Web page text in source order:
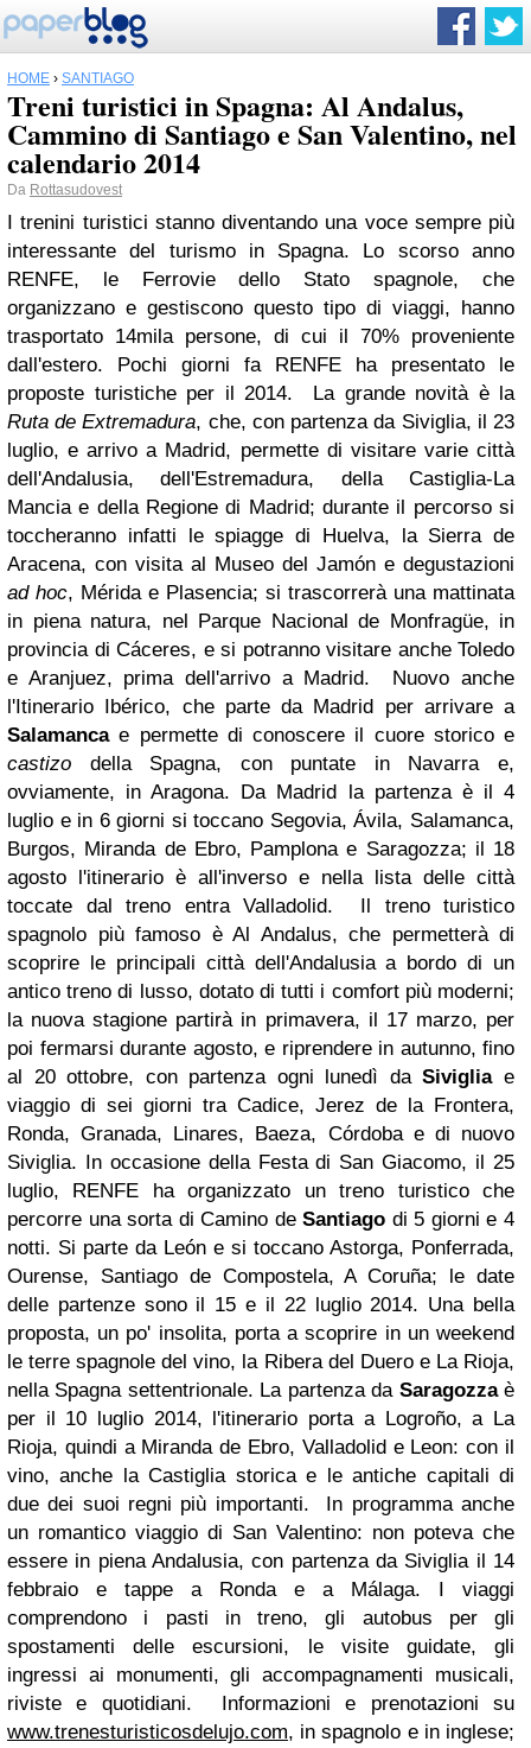
HOME › SANTIAGO
Treni turistici in Spagna: Al Andalus,
Cammino di Santiago e San Valentino, nel
calendario 2014
Da Rottasudovest
I trenini turistici stanno diventando una voce sempre più
interessante del turismo in Spagna. Lo scorso anno
RENFE, le Ferrovie dello Stato spagnole, che
organizzano e gestiscono questo tipo di viaggi, hanno
trasportato 14mila persone, di cui il 70% proveniente
dall'estero. Pochi giorni fa RENFE ha presentato le
proposte turistiche per il 2014. La grande novità è la
Ruta de Extremadura, che, con partenza da Siviglia, il 23
luglio, e arrivo a Madrid, permette di visitare varie città
dell'Andalusia, dell'Estremadura, della Castiglia-La
Mancia e della Regione di Madrid; durante il percorso si
toccheranno infatti le spiagge di Huelva, la Sierra de
Aracena, con visita al Museo del Jamón e degustazioni
ad hoc, Mérida e Plasencia; si trascorrerà una mattinata
in piena natura, nel Parque Nacional de Monfragüe, in
provincia di Cáceres, e si potranno visitare anche Toledo
e Aranjuez, prima dell'arrivo a Madrid. Nuovo anche
l'Itinerario Ibérico, che parte da Madrid per arrivare a
Salamancae permette di conoscere il cuore storico e
castizo della Spagna, con puntate in Navarra e,
ovviamente, in Aragona. Da Madrid la partenza è il 4
luglio e in 6 giorni si toccano Segovia, Ávila, Salamanca,
Burgos, Miranda de Ebro, Pamplona e Saragozza; il 18
agosto l'itinerario è all'inverso e nella lista delle città
toccate dal treno entra Valladolid. Il treno turistico
spagnolo più famoso è Al Andalus, che permetterà di
scoprire le principali città dell'Andalusia a bordo di un
antico treno di lusso, dotato di tutti i comfort più moderni;
la nuova stagione partirà in primavera, il 17 marzo, per
poi fermarsi durante agosto, e riprendere in autunno, fino
al 20 ottobre, con partenza ogni lunedì daSivigliae
viaggio di sei giorni tra Cadice, Jerez de la Frontera,
Ronda, Granada, Linares, Baeza, Córdoba e di nuovo
Siviglia. In occasione della Festa di San Giacomo, il 25
luglio, RENFE ha organizzato un treno turistico che
percorre una sorta di Camino deSantiago di 5 giorni e 4
notti. Si parte da León e si toccano Astorga, Ponferrada,
Ourense, Santiago de Compostela, A Coruña; le date
delle partenze sono il 15 e il 22 luglio 2014. Una bella
proposta, un po' insolita, porta a scoprire in un weekend
le terre spagnole del vino, la Ribera del Duero e La Rioja,
nella Spagna settentrionale. La partenza da Saragozzaè
per il 10 luglio 2014, l'itinerario porta a Logroño, a La
Rioja, quindi a Miranda de Ebro, Valladolid e Leon: con il
vino, anche la Castiglia storica e le antiche capitali di
due dei suoi regni più importanti. In programma anche
un romantico viaggio di San Valentino: non poteva che
essere in piena Andalusia, con partenza da Siviglia il 14
febbraio e tappe a Ronda e a Málaga. I viaggi
comprendono i pasti in treno, gli autobus per gli
spostamenti delle escursioni, le visite guidate, gli
ingressi ai monumenti, gli accompagnamenti musicali,
riviste e quotidiani. Informazioni e prenotazioni su
www.trenesturisticosdelujo.com, in spagnolo e in inglese;